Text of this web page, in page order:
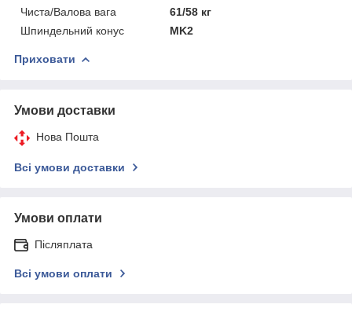
Чиста/Валова вага
61/58 кг
Шпиндельний конус
MK2
Приховати
Умови доставки
Нова Пошта
Всі умови доставки
Умови оплати
Післяплата
Всі умови оплати